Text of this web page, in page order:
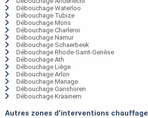
Débouchage Waterloo
Débouchage Tubize
Débouchage Mons
Débouchage Charleroi
Débouchage Namur
Débouchage Schaerbeek
Débouchage Rhode-Saint-Genèse
Débouchage Ath
Débouchage Liège
Débouchage Arlon
Débouchage Manage
Débouchage Ganshoren
Débouchage Kraainem
Autres zones d'interventions chauffage